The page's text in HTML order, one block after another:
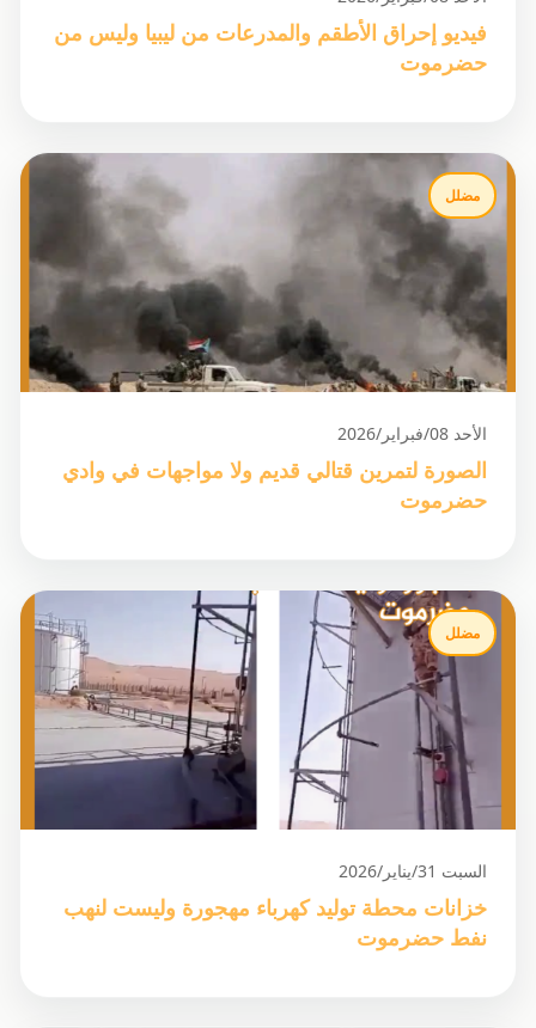
فيديو إحراق الأطقم والمدرعات من ليبيا وليس من
حضرموت
مضلل
الأحد 08/فبراير/2026
الصورة لتمرين قتالي قديم ولا مواجهات في وادي
حضرموت
مضلل
السبت 31/يناير/2026
خزانات محطة توليد كهرباء مهجورة وليست لنهب
نفط حضرموت